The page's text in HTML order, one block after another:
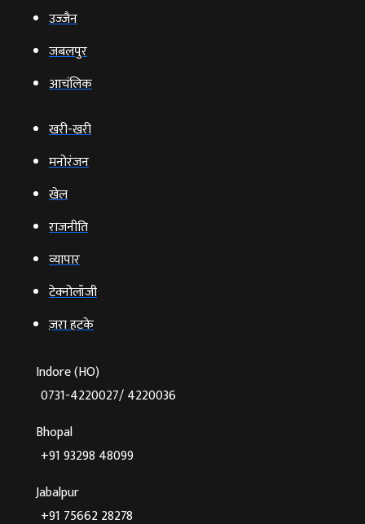
उज्‍जैन
जबलपुर
आचंलिक
खरी-खरी
मनोरंजन
खेल
राजनीति
व्‍यापार
टेक्‍नोलॉजी
ज़रा हटके
Indore (HO)
0731-4220027/ 4220036
Bhopal
+91 93298 48099
Jabalpur
+91 75662 28278